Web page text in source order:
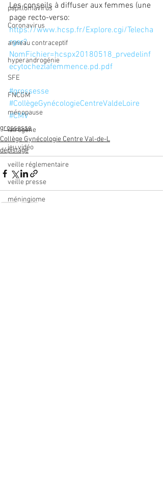
papillomavirus
Coronavirus
anneau contraceptif
hyperandrogénie
SFE
FNCGM
ménopause
iatrogène
jeu vidéo
veille réglementaire
veille presse
méningiome
Les conseils à diffuser aux femmes (une
page recto-verso:
https://www.hcsp.fr/Explore.cgi/Telecha
rger?
NomFichier=hcspx20180518_prvedelinf
ecytochezlafemmence.pd.pdf
#grossesse
#CollègeGynécologieCentreValdeLoire
#CMV
grossesse
Collège Gynécologie Centre Val-de-L
dépistage